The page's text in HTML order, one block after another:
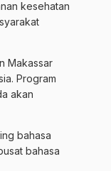
kesehatan
Makassar
Program
akan
bahasa
bahasa